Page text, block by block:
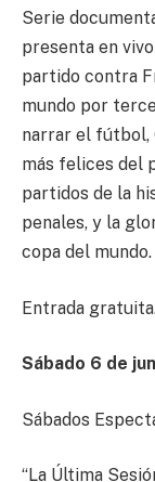
Serie
presenta en
partido contra
mundo por
narrar el fútbol,
más felices del
partidos de la
penales, y la
copa del mundo.
Entrada
Sábado 6 de
Sábados
“La Última